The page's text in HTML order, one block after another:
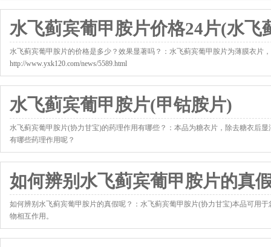
水飞蓟宾葡甲胺片价格24片(水飞
水飞蓟宾葡甲胺片的价格是多少？效果显著吗？：水飞蓟宾葡甲胺片为薄膜衣片
http://www.yxk120.com/news/5589.html
水飞蓟宾葡甲胺片(甲钴胺片)
水飞蓟宾葡甲胺片(协力甘宝)的药理作用有哪些？：本品为糖衣片，除去糖衣后
有哪些药理作用呢？
http://www.yxk120.com/news/6190.html
如何辨别水飞蓟宾葡甲胺片的真
如何辨别水飞蓟宾葡甲胺片的真假呢？：水飞蓟宾葡甲胺片(协力甘宝)本品可用
物相互作用。
http://www.yxk120.com/news/6349.html